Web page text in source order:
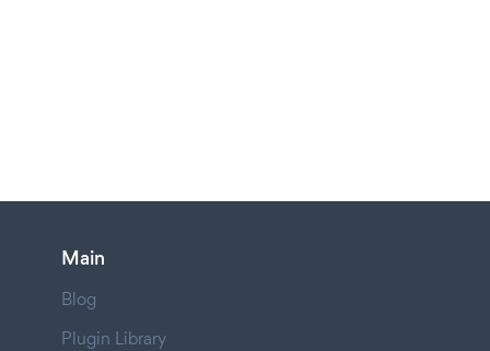
Main
Blog
Plugin Library